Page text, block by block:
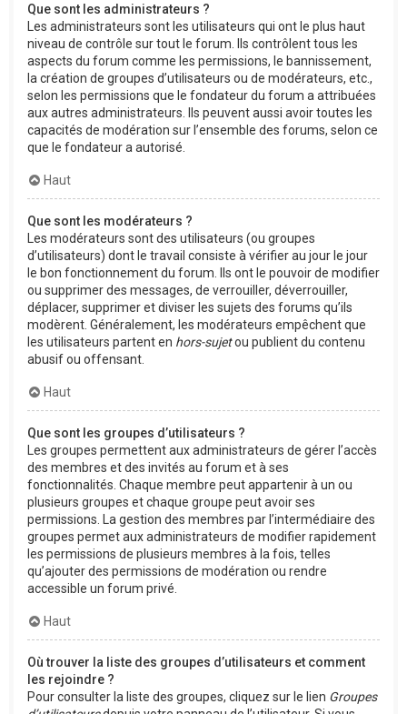
Que sont les administrateurs ?
Les administrateurs sont les utilisateurs qui ont le plus haut
niveau de contrôle sur tout le forum. Ils contrôlent tous les
aspects du forum comme les permissions, le bannissement,
la création de groupes d’utilisateurs ou de modérateurs, etc.,
selon les permissions que le fondateur du forum a attribuées
aux autres administrateurs. Ils peuvent aussi avoir toutes les
capacités de modération sur l’ensemble des forums, selon ce
que le fondateur a autorisé.
Haut
Que sont les modérateurs ?
Les modérateurs sont des utilisateurs (ou groupes
d’utilisateurs) dont le travail consiste à vérifier au jour le jour
le bon fonctionnement du forum. Ils ont le pouvoir de modifier
ou supprimer des messages, de verrouiller, déverrouiller,
déplacer, supprimer et diviser les sujets des forums qu’ils
modèrent. Généralement, les modérateurs empêchent que
les utilisateurs partent en hors-sujetou publient du contenu
abusif ou offensant.
Haut
Que sont les groupes d’utilisateurs ?
Les groupes permettent aux administrateurs de gérer l’accès
des membres et des invités au forum et à ses
fonctionnalités. Chaque membre peut appartenir à un ou
plusieurs groupes et chaque groupe peut avoir ses
permissions. La gestion des membres par l’intermédiaire des
groupes permet aux administrateurs de modifier rapidement
les permissions de plusieurs membres à la fois, telles
qu’ajouter des permissions de modération ou rendre
accessible un forum privé.
Haut
Où trouver la liste des groupes d’utilisateurs et comment
les rejoindre ?
Pour consulter la liste des groupes, cliquez sur le lien Groupes